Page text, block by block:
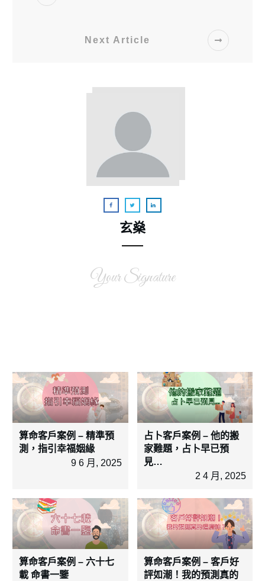
Next Article
玄燊
Your Signature
算命客戶案例 – 精準預
測，指引幸福姻緣
9 6 月, 2025
占卜客戶案例 – 他的搬
家難題，占卜早已預
見…
2 4 月, 2025
算命客戶案例 – 六十七
載 命書一鑒
算命客戶案例 – 客戶好
評如潮！我的預測真的